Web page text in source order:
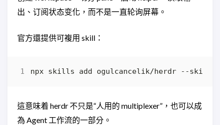
出、订阅状态变化，而不是一直轮询屏幕。
官方還提供可複用 skill：
這意味着 herdr 不只是“人用的 multiplexer”，也可以成
為 Agent 工作流的一部分。